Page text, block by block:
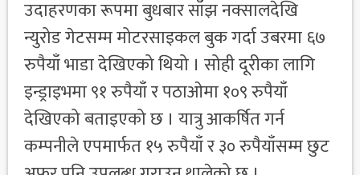
उदाहरणका रूपमा बुधबार साँझ नक्सालदेखि
न्युरोड गेटसम्म मोटरसाइकल बुक गर्दा उबरमा ६७
रुपैयाँ भाडा देखिएको थियो । सोही दूरीका लागि
इन्ड्राइभमा ९१ रुपैयाँ र पठाओमा १०९ रुपैयाँ
देखिएको बताइएको छ । यात्रु आकर्षित गर्न
कम्पनीले एपमार्फत १५ रुपैयाँ र ३० रुपैयाँसम्म छुट